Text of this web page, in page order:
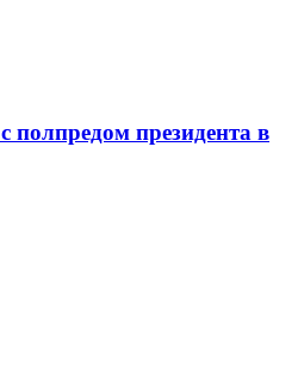
президента в